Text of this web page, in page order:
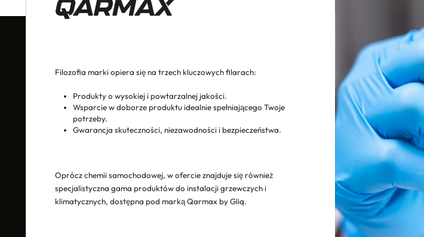
Filozofia marki opiera się na trzech kluczowych filarach:
Produkty o wysokiej i powtarzalnej jakości.
Wsparcie w doborze produktu idealnie spełniającego Twoje
potrzeby.
Gwarancja skuteczności, niezawodności i bezpieczeństwa.
Oprócz chemii samochodowej, w ofercie znajduje się również
specjalistyczna gama produktów do instalacji grzewczych i
klimatycznych, dostępna pod marką Qarmax by Gliq.